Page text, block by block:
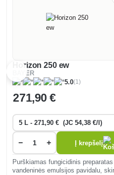
Horizon 250 ew
BAYER
5.0(1)
271,90 €
− + Į krepšelį
Purškiamas fungicidinis preparatas
vandeninės emulsijos pavidalu,